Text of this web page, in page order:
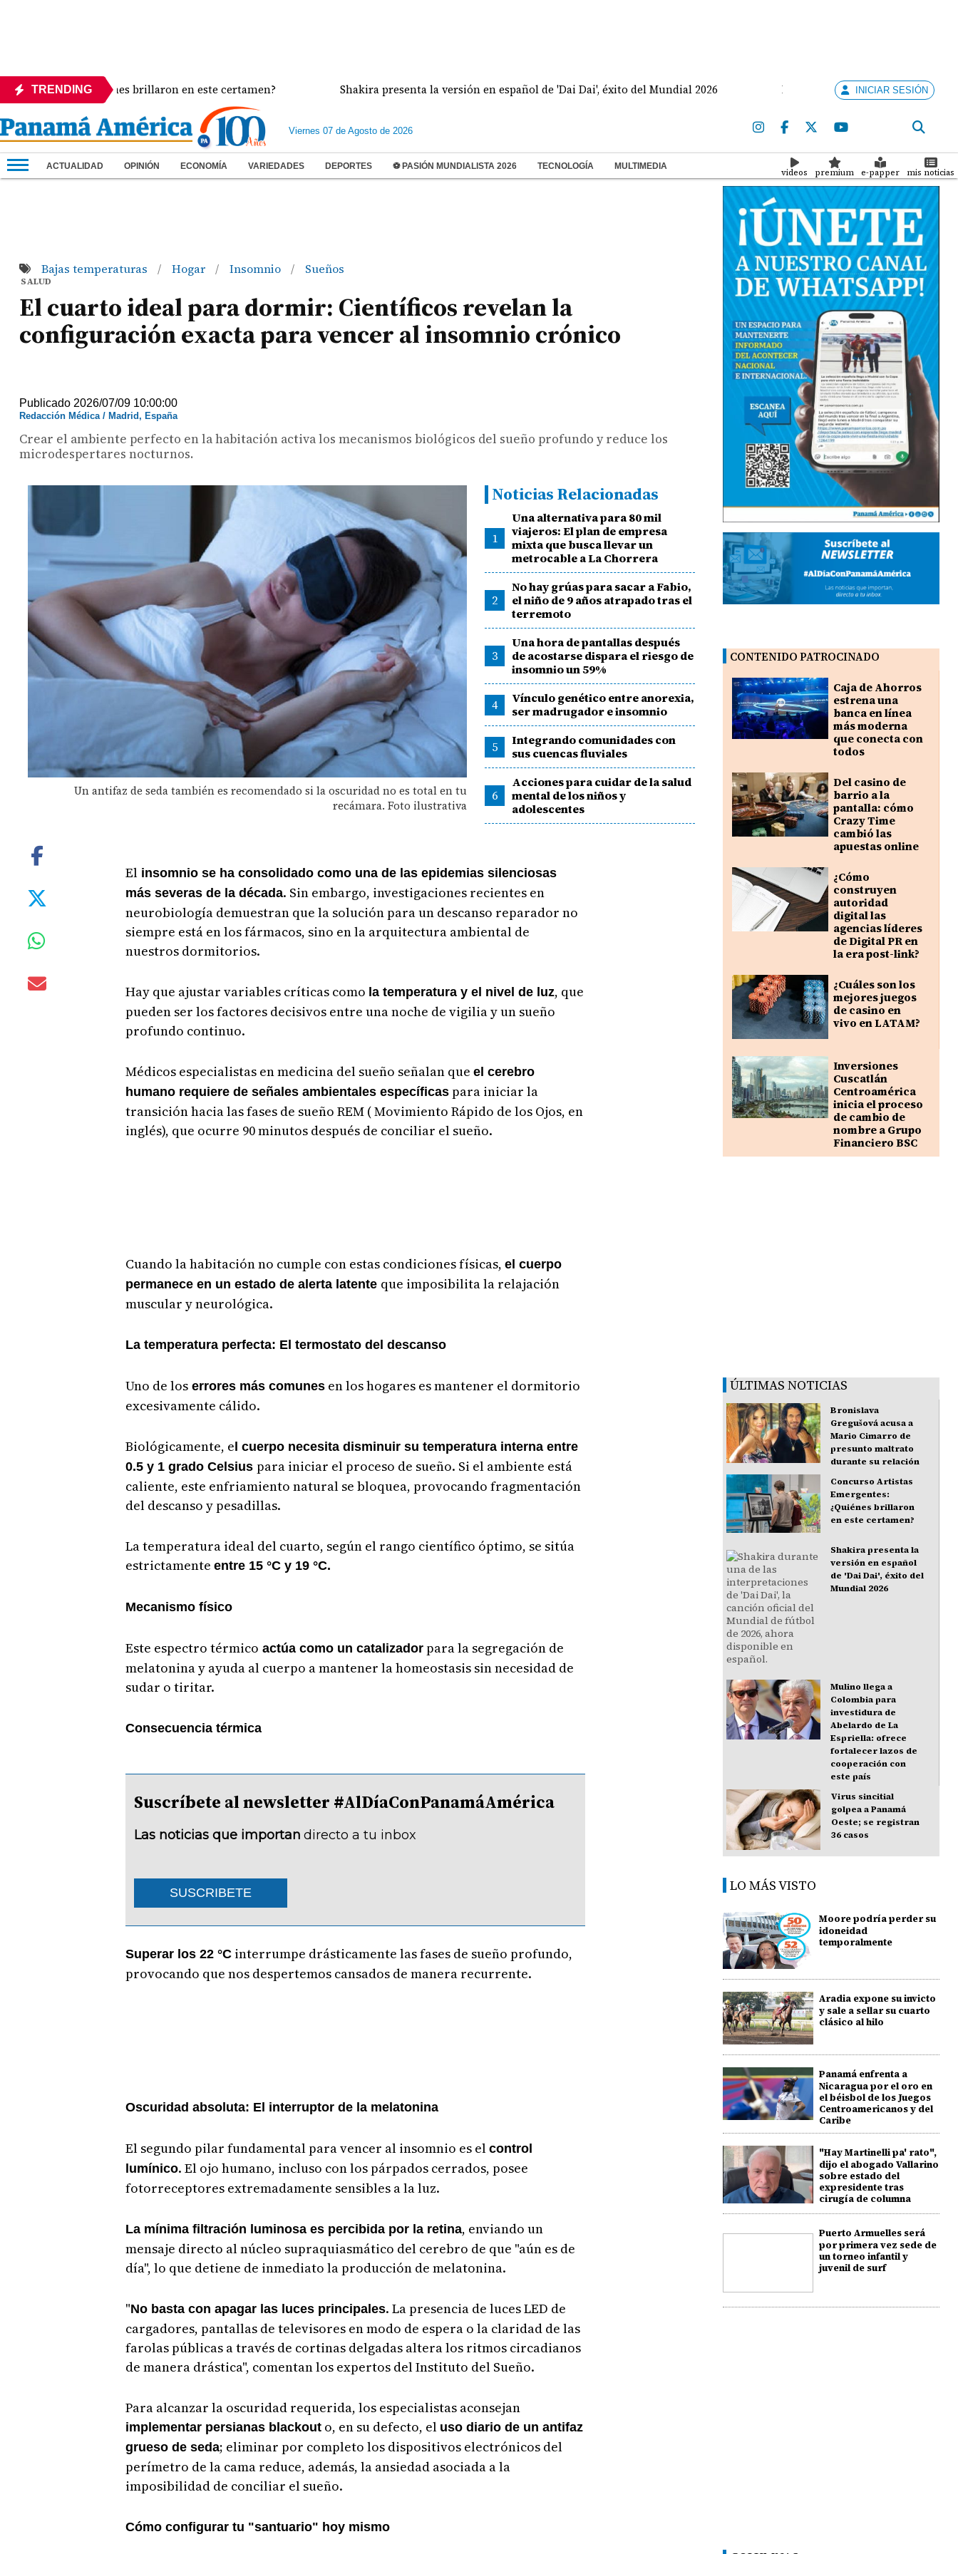
TRENDING
¿Quiénes brillaron en este certamen? Shakira presenta la versión en español de 'Dai Dai', éxito del Mundial 2026 Mulino llega a Colombia para
INICIAR SESIÓN
Viernes 07 de Agosto de 2026
ACTUALIDAD OPINIÓN ECONOMÍA VARIEDADES DEPORTES ⚽ PASIÓN MUNDIALISTA 2026 TECNOLOGÍA MULTIMEDIA
videos premium e-papper mis noticias
Bajas temperaturas / Hogar / Insomnio / Sueños
SALUD
El cuarto ideal para dormir: Científicos revelan la
configuración exacta para vencer al insomnio crónico
Publicado 2026/07/09 10:00:00
Redacción Médica / Madrid, España
Crear el ambiente perfecto en la habitación activa los mecanismos biológicos del sueño profundo y reduce los
microdespertares nocturnos.
Un antifaz de seda también es recomendado si la oscuridad no es total en tu
recámara. Foto ilustrativa
Noticias Relacionadas
1
Una alternativa para 80 mil
viajeros: El plan de empresa
mixta que busca llevar un
metrocable a La Chorrera
2
No hay grúas para sacar a Fabio,
el niño de 9 años atrapado tras el
terremoto
3
Una hora de pantallas después
de acostarse dispara el riesgo de
insomnio un 59%
4
Vínculo genético entre anorexia,
ser madrugador e insomnio
5
Integrando comunidades con
sus cuencas fluviales
6
Acciones para cuidar de la salud
mental de los niños y
adolescentes
El insomnio se ha consolidado como una de las epidemias silenciosas
más severas de la década. Sin embargo, investigaciones recientes en
neurobiología demuestran que la solución para un descanso reparador no
siempre está en los fármacos, sino en la arquitectura ambiental de
nuestros dormitorios.
Hay que ajustar variables críticas como la temperatura y el nivel de luz, que
pueden ser los factores decisivos entre una noche de vigilia y un sueño
profundo continuo.
Médicos especialistas en medicina del sueño señalan que el cerebro
humano requiere de señales ambientales específicaspara iniciar la
transición hacia las fases de sueño REM ( Movimiento Rápido de los Ojos, en
inglés), que ocurre 90 minutos después de conciliar el sueño.
Cuando la habitación no cumple con estas condiciones físicas, el cuerpo
permanece en un estado de alerta latente que imposibilita la relajación
muscular y neurológica.
La temperatura perfecta: El termostato del descanso
Uno de loserrores más comunesen los hogares es mantener el dormitorio
excesivamente cálido.
Biológicamente, el cuerpo necesita disminuir su temperatura interna entre
0.5 y 1 grado Celsius para iniciar el proceso de sueño. Si el ambiente está
caliente, este enfriamiento natural se bloquea, provocando fragmentación
del descanso y pesadillas.
La temperatura ideal del cuarto, según el rango científico óptimo, se sitúa
estrictamente entre 15 °C y 19 °C.
Mecanismo físico
Este espectro térmico actúa como un catalizadorpara la segregación de
melatonina y ayuda al cuerpo a mantener la homeostasis sin necesidad de
sudar o tiritar.
Consecuencia térmica
Suscríbete al newsletter #AlDíaConPanamáAmérica
Las noticias que importan directo a tu inbox
SUSCRIBETE
Superar los 22 °Cinterrumpe drásticamente las fases de sueño profundo,
provocando que nos despertemos cansados de manera recurrente.
Oscuridad absoluta: El interruptor de la melatonina
El segundo pilar fundamental para vencer al insomnio es el control
lumínico. El ojo humano, incluso con los párpados cerrados, posee
fotorreceptores extremadamente sensibles a la luz.
La mínima filtración luminosa es percibida por la retina, enviando un
mensaje directo al núcleo supraquiasmático del cerebro de que "aún es de
día", lo que detiene de inmediato la producción de melatonina.
"No basta con apagar las luces principales. La presencia de luces LED de
cargadores, pantallas de televisores en modo de espera o la claridad de las
farolas públicas a través de cortinas delgadas altera los ritmos circadianos
de manera drástica", comentan los expertos del Instituto del Sueño.
Para alcanzar la oscuridad requerida, los especialistas aconsejan
implementar persianas blackouto, en su defecto, el uso diario de un antifaz
grueso de seda; eliminar por completo los dispositivos electrónicos del
perímetro de la cama reduce, además, la ansiedad asociada a la
imposibilidad de conciliar el sueño.
Cómo configurar tu "santuario" hoy mismo
CONTENIDO PATROCINADO
Caja de Ahorros
estrena una
banca en línea
más moderna
que conecta con
todos
Del casino de
barrio a la
pantalla: cómo
Crazy Time
cambió las
apuestas online
¿Cómo
construyen
autoridad
digital las
agencias líderes
de Digital PR en
la era post-link?
¿Cuáles son los
mejores juegos
de casino en
vivo en LATAM?
Inversiones
Cuscatlán
Centroamérica
inicia el proceso
de cambio de
nombre a Grupo
Financiero BSC
ÚLTIMAS NOTICIAS
Bronislava
Gregušová acusa a
Mario Cimarro de
presunto maltrato
durante su relación
Concurso Artistas
Emergentes:
¿Quiénes brillaron
en este certamen?
Shakira presenta la
versión en español
de 'Dai Dai', éxito del
Mundial 2026
Mulino llega a
Colombia para
investidura de
Abelardo de La
Espriella: ofrece
fortalecer lazos de
cooperación con
este país
Virus sincitial
golpea a Panamá
Oeste; se registran
36 casos
LO MÁS VISTO
Moore podría perder su
idoneidad
temporalmente
Aradia expone su invicto
y sale a sellar su cuarto
clásico al hilo
Panamá enfrenta a
Nicaragua por el oro en
el béisbol de los Juegos
Centroamericanos y del
Caribe
"Hay Martinelli pa' rato",
dijo el abogado Vallarino
sobre estado del
expresidente tras
cirugía de columna
Puerto Armuelles será
por primera vez sede de
un torneo infantil y
juvenil de surf